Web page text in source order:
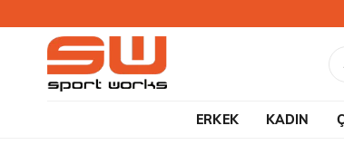
ERKEK KADIN